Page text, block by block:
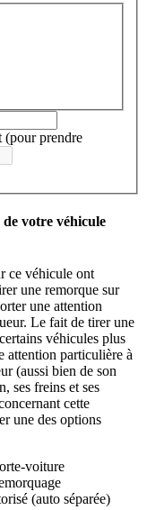
(pour prendre
votre véhicule
ce véhicule ont
une remorque sur
une attention
Le fait de tirer une
véhicules plus
attention particulière à
(aussi bien de son
ses freins et ses
cette
une des options
voiture
(auto séparée)